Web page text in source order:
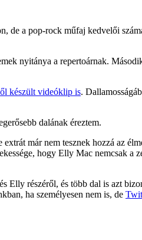
de a pop-rock műfaj kedvelői
nyitánya a repertoárnak.
készült videóklip is.
dalának éreztem.
már nem tesznek hozzá az
hogy Elly Mac nemcsak a
Elly részéről, és több dal is azt
ha személyesen nem is, de